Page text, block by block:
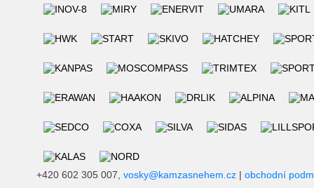
+420 602 305 007, vosky@kamzasnehem.cz | obchodní